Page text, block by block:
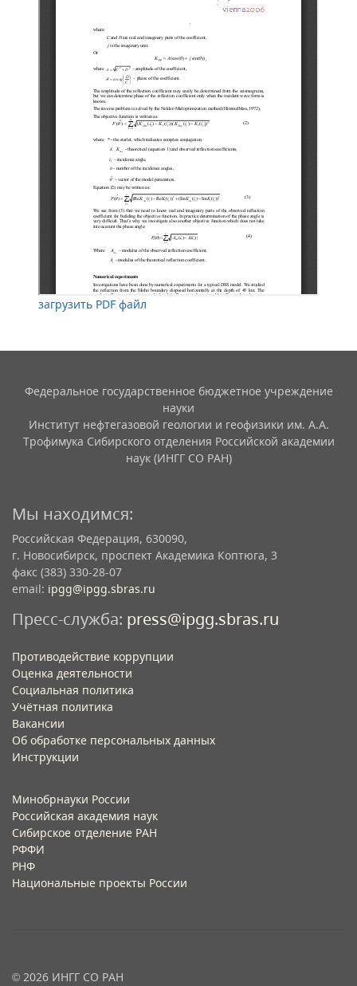
загрузить PDF файл
Федеральное государственное бюджетное учреждение
науки
Институт нефтегазовой геологии и геофизики им. А.А.
Трофимука Сибирского отделения Российской академии
наук (ИНГГ СО РАН)
Мы находимся:
Российская Федерация, 630090,
г. Новосибирск, проспект Академика Коптюга, 3
факс (383) 330-28-07
email: ipgg@ipgg.sbras.ru
Пресс-служба: press@ipgg.sbras.ru
Противодействие коррупции
Оценка деятельности
Социальная политика
Учётная политика​
Вакансии​
Об обработке персональных данных​
Инструкции​
Минобрнауки России
Российская академия наук
Сибирское отделение РАН
РФФИ
РНФ
Национальные проекты России
© 2026 ИНГГ СО РАН